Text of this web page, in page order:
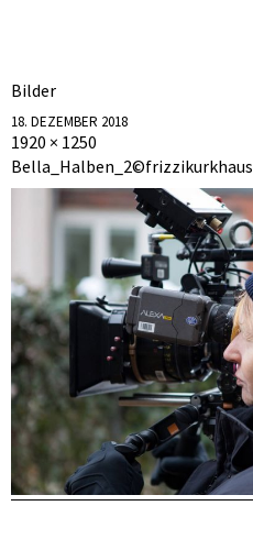
Bilder
18. DEZEMBER 2018
1920 × 1250
Bella_Halben_2©frizzikurkhaus